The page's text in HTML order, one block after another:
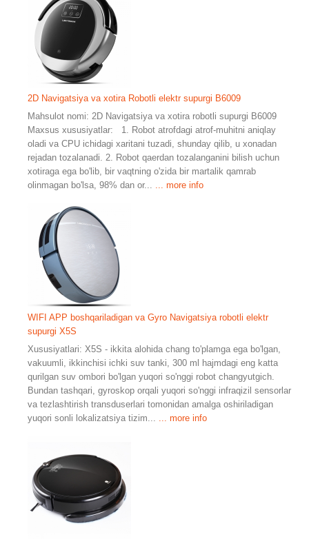
2D Navigatsiya va xotira Robotli elektr supurgi B6009
Mahsulot nomi: 2D Navigatsiya va xotira robotli supurgi B6009
Maxsus xususiyatlar: 1. Robot atrofdagi atrof-muhitni aniqlay
oladi va CPU ichidagi xaritani tuzadi, shunday qilib, u xonadan
rejadan tozalanadi. 2. Robot qaerdan tozalanganini bilish uchun
xotiraga ega bo'lib, bir vaqtning o'zida bir martalik qamrab
olinmagan bo'lsa, 98% dan or...
... more info
WIFI APP boshqariladigan va Gyro Navigatsiya robotli elektr
supurgi X5S
Xususiyatlari: X5S - ikkita alohida chang to'plamga ega bo'lgan,
vakuumli, ikkinchisi ichki suv tanki, 300 ml hajmdagi eng katta
qurilgan suv ombori bo'lgan yuqori so'nggi robot changyutgich.
Bundan tashqari, gyroskop orqali yuqori so'nggi infraqizil sensorlar
va tezlashtirish transduserlari tomonidan amalga oshiriladigan
yuqori sonli lokalizatsiya tizim...
... more info